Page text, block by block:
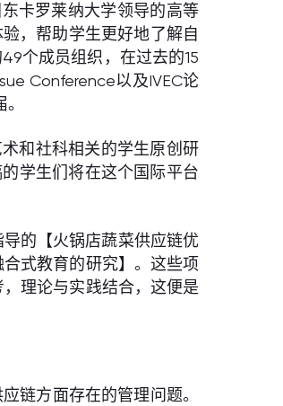
卡罗莱纳大学领导的高等
，帮助学生更好地了解自
个成员组织，在过去的15
Conference以及IVEC论
和社科相关的学生原创研
学生们将在这个国际平台
的【火锅店蔬菜供应链优
式教育的研究】。这些项
理论与实践结合，这便是
链方面存在的管理问题。